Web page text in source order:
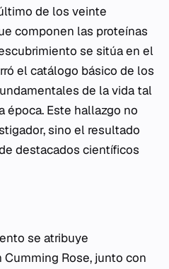
de los veinte
componen las proteínas
se sitúa en el
el catálogo básico de los
de la vida tal
época. Este hallazgo no
sino el resultado
destacados científicos
se atribuye
Rose, junto con